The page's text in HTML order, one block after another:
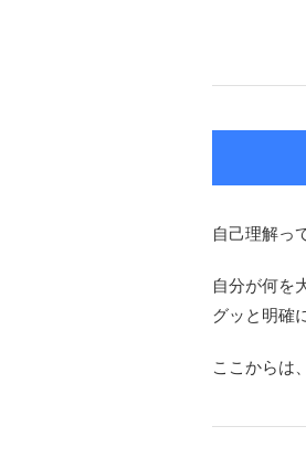
自己理解っ
自分が何を
グッと明確
ここからは